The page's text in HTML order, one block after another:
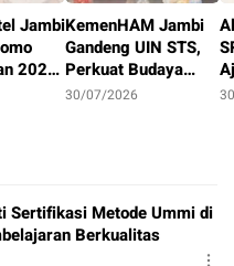
Jambi
2026,
KemenHAM Jambi
Gandeng UIN STS,
Perkuat Budaya
HAM Lewat Tri
30/07/2026
Sertifikasi Metode Ummi di
Berkualitas